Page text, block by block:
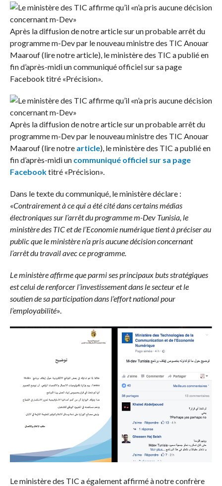
Après la diffusion de notre article sur un probable arrêt du
programme m-Dev par le nouveau ministre des TIC Anouar
Maarouf (lire notre article), le ministère des TIC a publié en
fin d’après-midi un communiqué officiel sur sa page
Facebook titré «Précision».
Après la diffusion de notre article sur un probable arrêt du
programme m-Dev par le nouveau ministre des TIC Anouar
Maarouf (lire notre article), le ministère des TIC a publié en
fin d’après-midi un communiqué officiel sur sa page
Facebooktitré «Précision».
Dans le texte du communiqué, le ministère déclare :
«Contrairement à ce qui a été cité dans certains médias
électroniques sur l’arrêt du programme m-Dev Tunisia, le
ministère des TIC et de l’Economie numérique tient à préciser au
public que le ministère n’a pris aucune décision concernant
l’arrêt du travail avec ce programme.
Le ministère affirme que parmi ses principaux buts stratégiques
est celui de renforcer l’investissement dans le secteur et le
soutien de sa participation dans l’effort national pour
l’employabilité».
Le ministère des TIC a également affirmé à notre confrère